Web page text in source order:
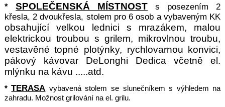
* SPOLEČENSKÁ MÍSTNOSTs posezením 2
křesla, 2 dvoukřesla, stolem pro 6 osob a vybaveným KK
obsahující velkou lednici s mrazákem, malou
elektrickou troubou s grilem, mikrovlnou troubu,
vestavěné topné plotýnky, rychlovarnou konvici,
pákový kávovar DeLonghi Dedica včetně el.
mlýnku na kávu .....atd.
*TERASA vybavená stolem se slunečníkem s výhledem na
zahradu. Možnost grilování na el. grilu.